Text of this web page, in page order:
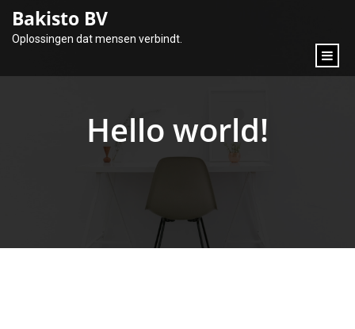
content
Bakisto BV
Oplossingen dat mensen verbindt.
Hello world!